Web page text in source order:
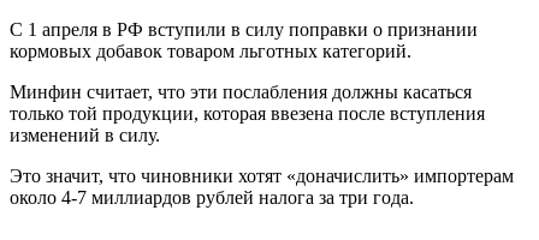
С 1 апреля в РФ вступили в силу поправки о признании
кормовых добавок товаром льготных категорий.
Минфин считает, что эти послабления должны касаться
только той продукции, которая ввезена после вступления
изменений в силу.
Это значит, что чиновники хотят «доначислить» импортерам
около 4-7 миллиардов рублей налога за три года.